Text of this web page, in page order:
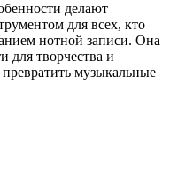
делают
для всех, кто
нотной записи. Она
для творчества и
музыкальные